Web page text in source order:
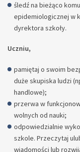
śledź na bieżąco
epidemiologicznej w
dyrektora szkoły.
Uczniu,
pamiętaj o swoim
duże skupiska ludzi
handlowe);
przerwa w
wolnych od nauki;
odpowiedzialnie
szkole. Przeczytaj
wiadomości lub